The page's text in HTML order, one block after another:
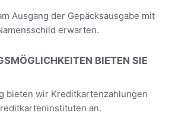
Ausgang der Gepäcksausgabe mit
erwarten.
BIETEN SIE
bieten wir Kreditkartenzahlungen
an.